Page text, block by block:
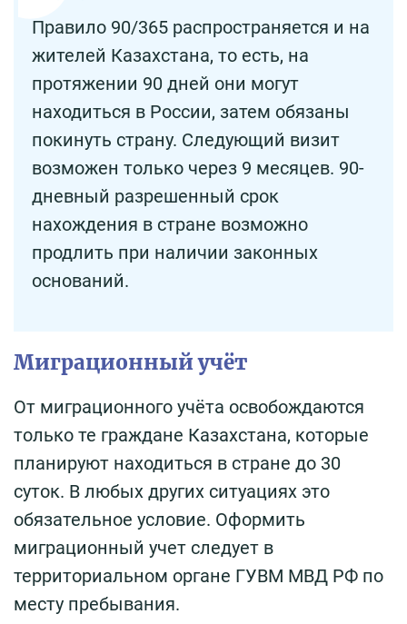
Правило 90/365 распространяется и на
жителей Казахстана, то есть, на
протяжении 90 дней они могут
находиться в России, затем обязаны
покинуть страну. Следующий визит
возможен только через 9 месяцев. 90-
дневный разрешенный срок
нахождения в стране возможно
продлить при наличии законных
оснований.
Миграционный учёт
От миграционного учёта освобождаются
только те граждане Казахстана, которые
планируют находиться в стране до 30
суток. В любых других ситуациях это
обязательное условие. Оформить
миграционный учет следует в
территориальном органе ГУВМ МВД РФ по
месту пребывания.